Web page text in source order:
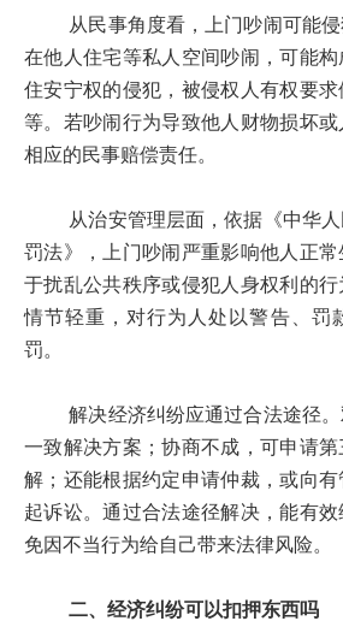
从民事角度看，上门吵闹可能侵
在他人住宅等私人空间吵闹，可能
住安宁权的侵犯，被侵权人有权要
等。若吵闹行为导致他人财物损坏
相应的民事赔偿责任。
从治安管理层面，依据《中华人
罚法》，上门吵闹严重影响他人正
于扰乱公共秩序或侵犯人身权利的
情节轻重，对行为人处以警告、罚
罚。
解决经济纠纷应通过合法途径。
一致解决方案；协商不成，可申请
解；还能根据约定申请仲裁，或向
起诉讼。通过合法途径解决，能有
免因不当行为给自己带来法律风险。
二、经济纠纷可以扣押东西吗